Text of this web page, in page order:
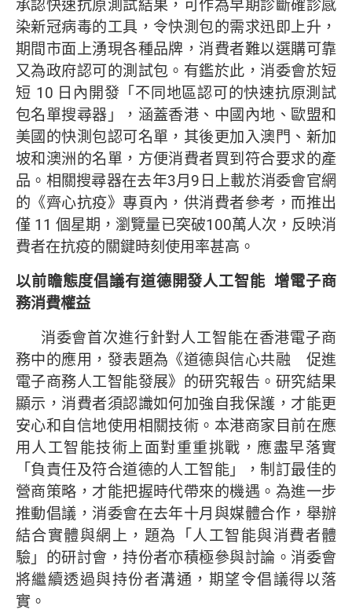
承認快速抗原測試結果，可作為早期診斷確診感
染新冠病毒的工具，令快測包的需求迅即上升，
期間市面上湧現各種品牌，消費者難以選購可靠
又為政府認可的測試包。有鑑於此，消委會於短
短 10 日內開發「不同地區認可的快速抗原測試
包名單搜尋器」，涵蓋香港、中國內地、歐盟和
美國的快測包認可名單，其後更加入澳門、新加
坡和澳洲的名單，方便消費者買到符合要求的產
品。相關搜尋器在去年3月9日上載於消委會官網
的《齊心抗疫》專頁內，供消費者參考，而推出
僅 11 個星期，瀏覽量已突破100萬人次，反映消
費者在抗疫的關鍵時刻使用率甚高。
以前瞻態度倡議有道德開發人工智能 增電子商
務消費權益
消委會首次進行針對人工智能在香港電子商
務中的應用，發表題為《道德與信心共融 促進
電子商務人工智能發展》的研究報告。研究結果
顯示，消費者須認識如何加強自我保護，才能更
安心和自信地使用相關技術。本港商家目前在應
用人工智能技術上面對重重挑戰，應盡早落實
「負責任及符合道德的人工智能」，制訂最佳的
營商策略，才能把握時代帶來的機遇。為進一步
推動倡議，消委會在去年十月與媒體合作，舉辦
結合實體與網上，題為「人工智能與消費者體
驗」的研討會，持份者亦積極參與討論。消委會
將繼續透過與持份者溝通，期望令倡議得以落
實。